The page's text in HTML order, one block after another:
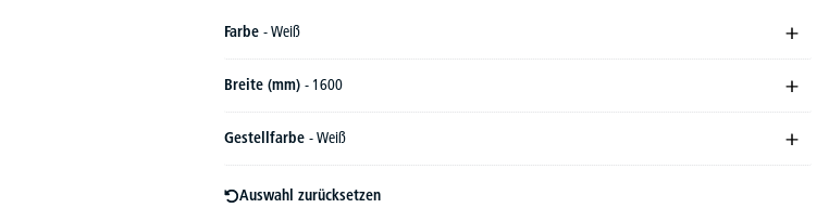
Farbe - Weiß
Breite (mm) - 1600
Gestellfarbe - Weiß
Auswahl zurücksetzen